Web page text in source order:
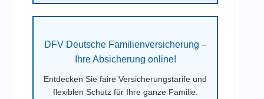
DFV Deutsche Familienversicherung –
Ihre Absicherung online!
Entdecken Sie faire Versicherungstarife und
flexiblen Schutz für Ihre ganze Familie.